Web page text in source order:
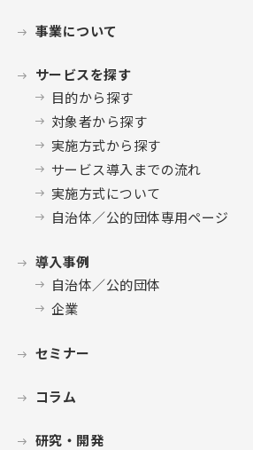
事業について
サービスを探す
目的から探す
対象者から探す
実施方式から探す
サービス導入までの流れ
実施方式について
自治体／公的団体専用ページ
導入事例
自治体／公的団体
企業
セミナー
コラム
研究・開発